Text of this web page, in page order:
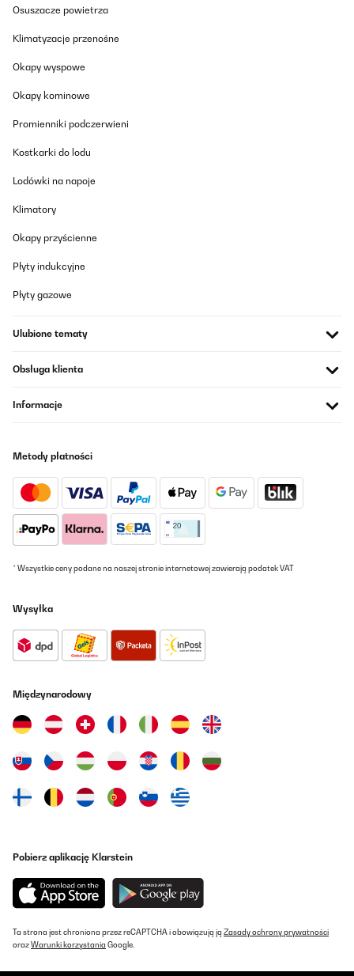
Il frigor é ancora qui pronto per il ritiro ma il servizio cliente non
Per ora la mia esperienza é tutto tranne che buona, spero si
Tłumacz
I’ve been using the fridge for about two months. It arrived with no
but nothing to complain about. Not sure if it’s a bit overpriced for
Tłumacz
14/03/2021
sich riesig gefreut. Einziges manko, die Schutzfolie sollte man
Amazon-Benutzer
Osuszacze powietrza
Klimatyzacje przenośne
Okapy wyspowe
Okapy kominowe
Promienniki podczerwieni
Kostkarki do lodu
Lodówki na napoje
Klimatory
Okapy przyścienne
Płyty indukcyjne
Płyty gazowe
Ulubione tematy
Obsługa klienta
Informacje
Metody płatności
* Wszystkie ceny podane na naszej stronie internetowej zawierają podatek VAT
Wysyłka
Międzynarodowy
Pobierz aplikację Klarstein
Ta strona jest chroniona przez reCAPTCHA i obowiązują ją Zasady ochrony prywatności
orazWarunki korzystania Google.